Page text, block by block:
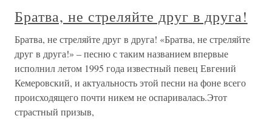
Братва, не стреляйте друг в друга!
Братва, не стреляйте друг в друга! «Братва, не стреляйте
друг в друга!» – песню с таким названием впервые
исполнил летом 1995 года известный певец Евгений
Кемеровский, и актуальность этой песни на фоне всего
происходящего почти никем не оспаривалась.Этот
страстный призыв,